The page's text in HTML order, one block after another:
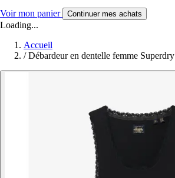
Voir mon panier Continuer mes achats
Loading...
Accueil
/ Débardeur en dentelle femme Superdry